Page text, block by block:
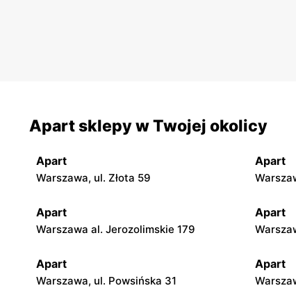
Apart sklepy w Twojej okolicy
Apart
Warszawa, ul. Złota 59
Apart
Apart
Warszawa al. Jerozolimskie 179
Apart
Apart
Warszawa, ul. Powsińska 31
Apart